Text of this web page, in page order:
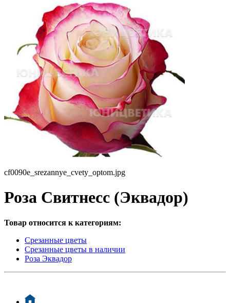
cf0090e_srezannye_cvety_optom.jpg
Роза Свитнесс (Эквадор)
Товар относится к категориям:
Срезанные цветы
Срезанные цветы в наличии
Роза Эквадор